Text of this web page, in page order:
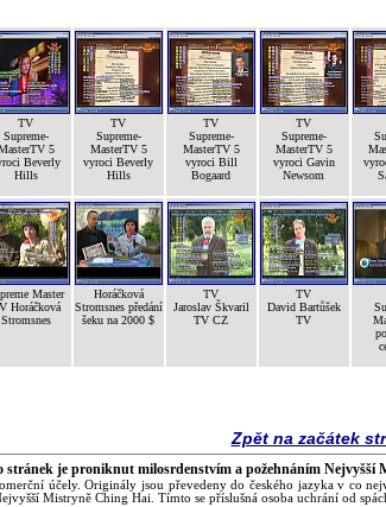
TV
Supreme-
5
Beverly
Hills
TV
Supreme-
MasterTV 5
vyroci Beverly
Hills
TV
Supreme-
MasterTV 5
vyroci Bill
Bogaard
TV
Supreme-
MasterTV 5
vyroci Gavin
Newsom
Master
Horáčková
Stromsnes
Horáčková
Stromsnes předání
šeku na 2000 $
TV
Jaroslav Škvaril
TV CZ
TV
David Bartůšek
TV
Zpět na začátek
stránek je proniknut milosrdenstvím a požehnáním Nejvyšší
účely. Originály jsou převedeny do českého jazyka v co
Mistryně Ching Hai. Tímto se příslušná osoba uchrání od